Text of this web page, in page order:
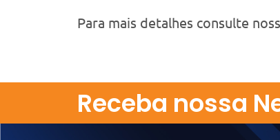
Para mais detalhes consulte
Receba nossa